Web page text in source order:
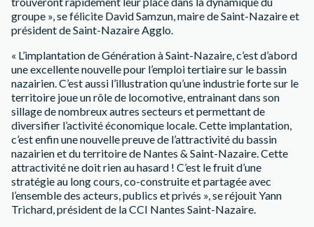
groupe », se félicite David Samzun, maire de Saint-Nazaire et
président de Saint-Nazaire Agglo.
« L’implantation de Génération à Saint-Nazaire, c’est d’abord
une excellente nouvelle pour l’emploi tertiaire sur le bassin
nazairien. C’est aussi l’illustration qu’une industrie forte sur le
territoire joue un rôle de locomotive, entrainant dans son
sillage de nombreux autres secteurs et permettant de
diversifier l’activité économique locale. Cette implantation,
c’est enfin une nouvelle preuve de l’attractivité du bassin
nazairien et du territoire de Nantes & Saint-Nazaire. Cette
attractivité ne doit rien au hasard ! C’est le fruit d’une
stratégie au long cours, co-construite et partagée avec
l’ensemble des acteurs, publics et privés », se réjouit Yann
Trichard, président de la CCI Nantes Saint-Nazaire.